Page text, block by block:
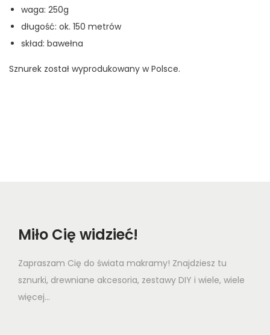
waga: 250g
długość: ok. 150 metrów
skład: bawełna
Sznurek został wyprodukowany w Polsce.
Miło Cię widzieć!
Zapraszam Cię do świata makramy! Znajdziesz tu
sznurki, drewniane akcesoria, zestawy DIY i wiele, wiele
więcej...